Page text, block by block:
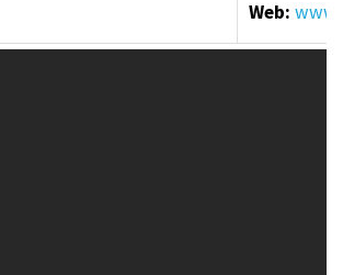
Web: